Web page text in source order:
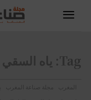
Tag: ياه السقي
المغرب مجلة صناعة المغرب